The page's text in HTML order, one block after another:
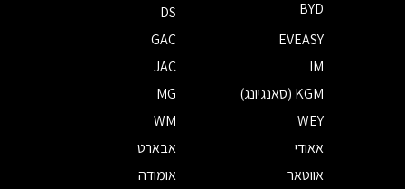
BYD
DS
EVEASY
GAC
IM
JAC
KGM (סאנגיונג)
MG
WEY
WM
אאודי
אבארט
אווטאר
אומודה